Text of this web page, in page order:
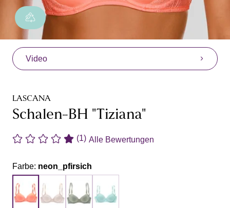
Video
LASCANA
Schalen-BH "Tiziana"
(1) Alle Bewertungen
Farbe: neon_pfirsich